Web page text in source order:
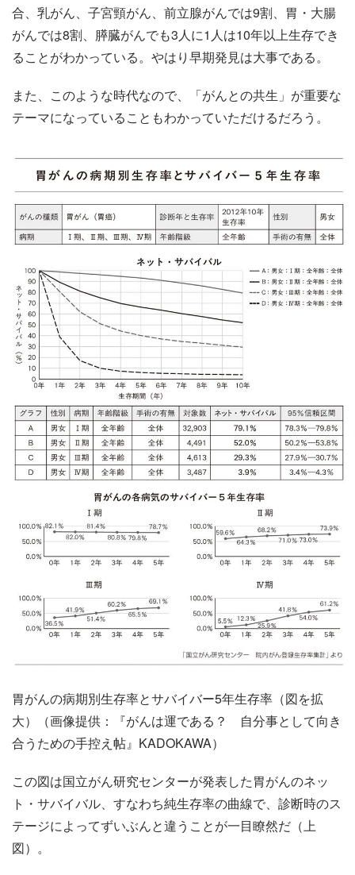
合、乳がん、子宮頸がん、前立腺がんでは9割、胃・大腸
がんでは8割、膵臓がんでも3人に1人は10年以上生存でき
ることがわかっている。やはり早期発見は大事である。
また、このような時代なので、「がんとの共生」が重要な
テーマになっていることもわかっていただけるだろう。
胃がんの病期別生存率とサバイバー5年生存率（図を拡
大）（画像提供：『がんは運である？ 自分事として向き
合うための手控え帖』KADOKAWA）
この図は国立がん研究センターが発表した胃がんのネッ
ト・サバイバル、すなわち純生存率の曲線で、診断時のス
テージによってずいぶんと違うことが一目瞭然だ（上
図）。